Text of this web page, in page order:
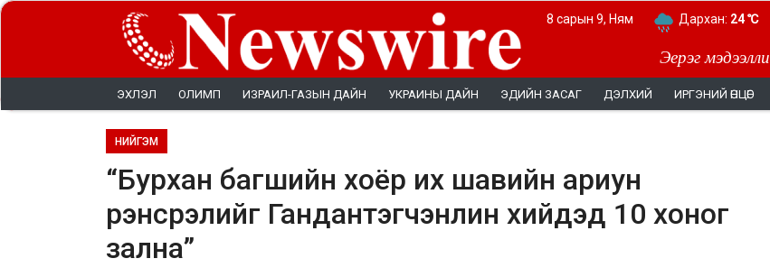
Эерэг
8 сарын 9, Ням Дархан: 24 ℃
ЭХЛЭЛ ОЛИМП ИЗРАИЛ-ГАЗЫН ДАЙН УКРАИНЫ ДАЙН ЭДИЙН ЗАСАГ ДЭЛХИЙ ИРГЭНИЙ ӨНЦӨГ
НИЙГЭМ
“Бурхан багшийн хоёр их шавийн ариун
рэнсрэлийг Гандантэгчэнлин хийдэд 10 хоног
зална”